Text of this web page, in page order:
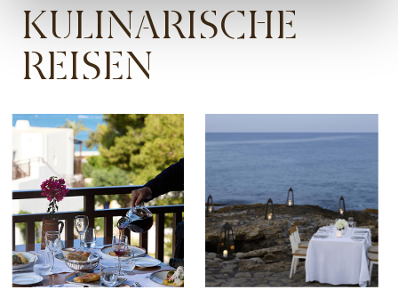
KULINARISCHE
REISEN